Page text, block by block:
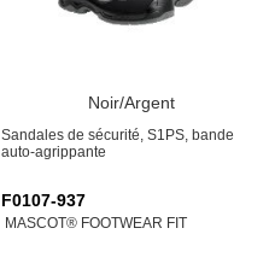
Noir/Argent
Sandales de sécurité, S1PS, bande
auto-agrippante
F0107-937
MASCOT® FOOTWEAR FIT